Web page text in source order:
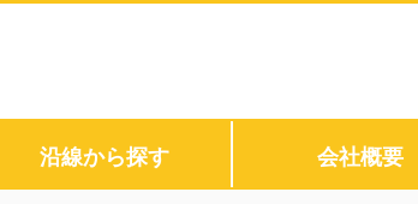
沿線から探す 会社概要